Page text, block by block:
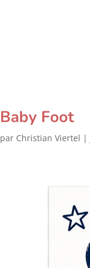
Baby Foot
par Christian Viertel |